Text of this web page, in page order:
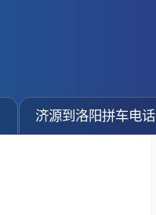
济源到洛阳拼车电话